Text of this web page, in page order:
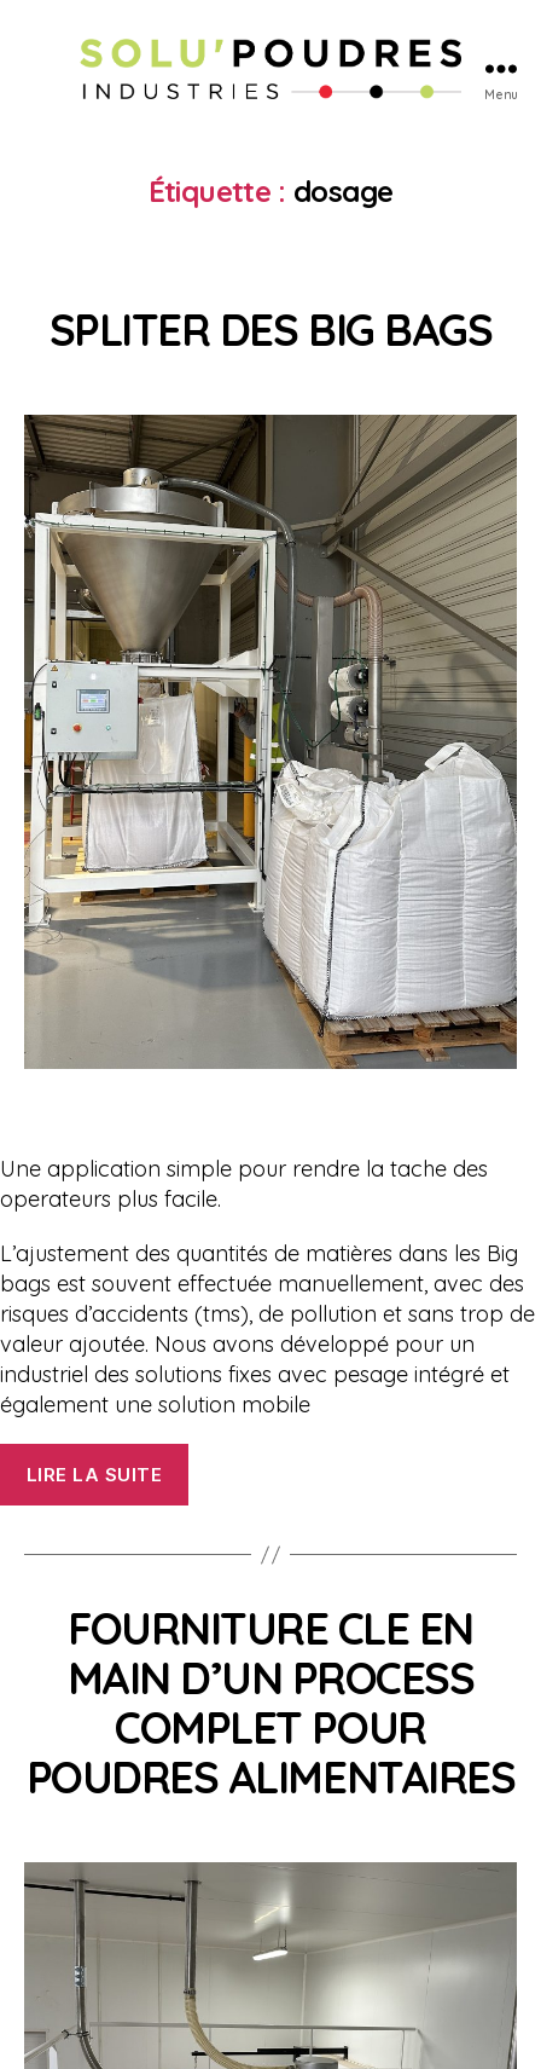
Menu
Étiquette : dosage
SPLITER DES BIG BAGS
Une application simple pour rendre la tache des
operateurs plus facile.
L’ajustement des quantités de matières dans les Big
bags est souvent effectuée manuellement, avec des
risques d’accidents (tms), de pollution et sans trop de
valeur ajoutée. Nous avons développé pour un
industriel des solutions fixes avec pesage intégré et
également une solution mobile
LIRE LA SUITE
BAGS »
FOURNITURE CLE EN
MAIN D’UN PROCESS
COMPLET POUR
POUDRES ALIMENTAIRES